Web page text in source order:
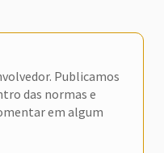
Publicamos
das normas e
em algum